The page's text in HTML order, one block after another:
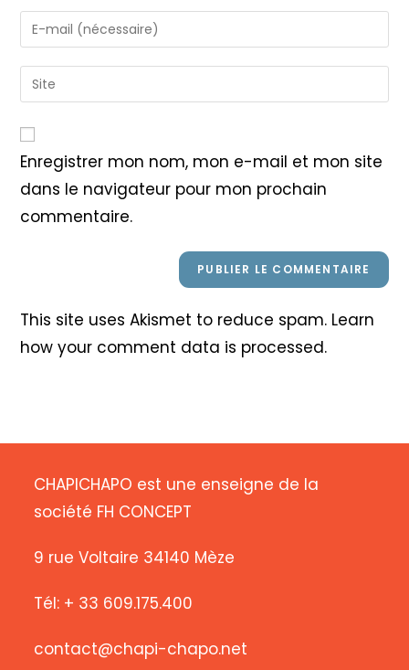
name
or
to
comment
Enter
your
email
address
Saisir
l’URL
votre
site
(facultatif)
Enregistrer mon nom, mon e-mail et mon site
dans le navigateur pour mon prochain
commentaire.
This site uses Akismet to reduce spam. Learn
how your comment data is processed.
CHAPICHAPO est une enseigne de la
société FH CONCEPT
9 rue Voltaire 34140 Mèze
Tél: + 33 609.175.400
contact@chapi-chapo.net